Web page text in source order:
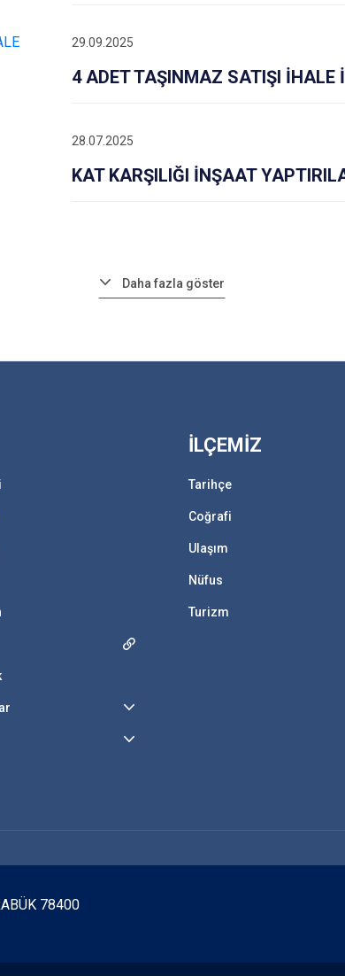
29.09.2025
4 ADET TAŞINMAZ SATIŞI İHALE
28.07.2025
KAT KARŞILIĞI İNŞAAT
Daha fazla göster
İLÇEMİZ
Tarihçe
Coğrafi
Ulaşım
Nüfus
Turizm
78400